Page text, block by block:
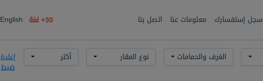
سجل إستفسارك معلومات عنا اتصل بنا 30+ لغة English
الغرف والحمامات نوع العقار أكثر إعادة
ضبط